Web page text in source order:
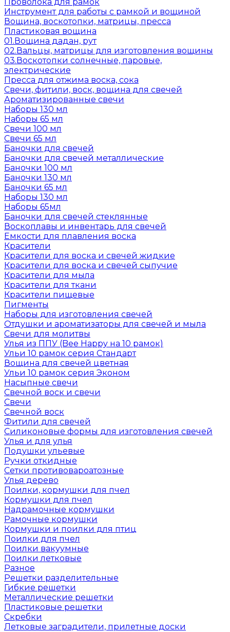
Инструмент для работы с рамкой и вощиной
Вощина, воскотопки, матрицы, пресса
Пластиковая вощина
01.Вощина дадан, рут
02.Вальцы, матрицы для изготовления вощины
03.Воскотопки солнечные, паровые,
электрические
Пресса для отжима воска, сока
Свечи, фитили, воск, вощина для свечей
Ароматизированные свечи
Наборы 130 мл
Наборы 65 мл
Свечи 100 мл
Свечи 65 мл
Баночки для свечей
Баночки для свечей металлические
Баночки 100 мл
Баночки 130 мл
Баночки 65 мл
Наборы 130 мл
Наборы 65мл
Баночки для свечей стеклянные
Воскоплавы и инвентарь для свечей
Емкости для плавления воска
Красители
Красители для воска и свечей жидкие
Красители для воска и свечей сыпучие
Красители для мыла
Красители для ткани
Красители пищевые
Пигменты
Наборы для изготовления свечей
Отдушки и ароматизаторы для свечей и мыла
Свечи для молитвы
Улья из ППУ (Bee Happy на 10 рамок)
Ульи 10 рамок серия Стандарт
Вощина для свечей цветная
Ульи 10 рамок серия Эконом
Насыпные свечи
Свечной воск и свечи
Свечи
Свечной воск
Фитили для свечей
Силиконовые формы для изготовления свечей
Улья и для улья
Подушки ульевые
Ручки откидные
Сетки противовароатозные
Улья дерево
Поилки, кормушки для пчел
Кормушки для пчел
Надрамочные кормушки
Рамочные кормушки
Кормушки и поилки для птиц
Поилки для пчел
Поилки вакуумные
Поилки летковые
Разное
Решетки разделительные
Гибкие решетки
Металлические решетки
Пластиковые решетки
Скребки
Летковые заградители, прилетные доски